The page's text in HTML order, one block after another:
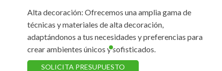
Alta decoración: Ofrecemos una amplia gama de
técnicas y materiales de alta decoración,
adaptándonos a tus necesidades y preferencias para
crear ambientes únicos y sofisticados.
SOLICITA PRESUPUESTO